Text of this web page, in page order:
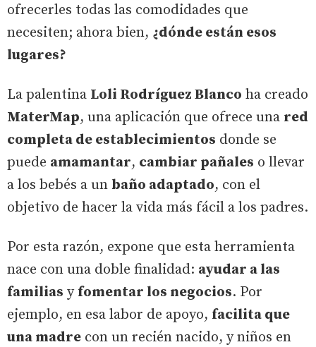
ofrecerles todas las comodidades que
necesiten; ahora bien, ¿dónde están esos
lugares?
La palentina Loli Rodríguez Blanco ha creado
MaterMap, una aplicación que ofrece una red
completa de establecimientos donde se
puede amamantar, cambiar pañales o llevar
a los bebés a un baño adaptado, con el
objetivo de hacer la vida más fácil a los padres.
Por esta razón, expone que esta herramienta
nace con una doble finalidad: ayudar a las
familias y fomentar los negocios. Por
ejemplo, en esa labor de apoyo, facilita que
una madre con un recién nacido, y niños en